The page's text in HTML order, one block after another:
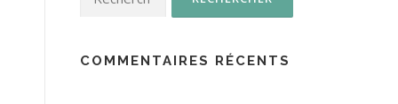
COMMENTAIRES RÉCENTS